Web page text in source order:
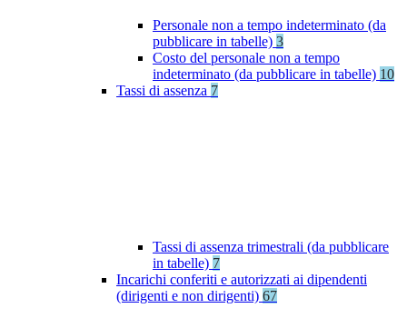
Personale non a tempo indeterminato (da
pubblicare in tabelle) 3
Costo del personale non a tempo
indeterminato (da pubblicare in tabelle) 10
Tassi di assenza 7
Tassi di assenza trimestrali (da pubblicare
in tabelle) 7
Incarichi conferiti e autorizzati ai dipendenti
(dirigenti e non dirigenti) 67